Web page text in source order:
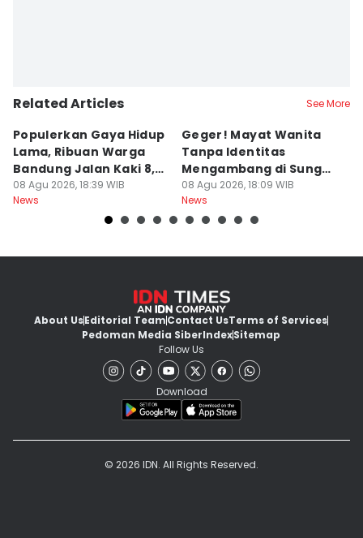
Related Articles See More
Populerkan Gaya Hidup
Lama, Ribuan Warga
Bandung Jalan Kaki 8,8
Km
08 Agu 2026, 18:39 WIB
News
Geger! Mayat Wanita
Tanpa Identitas
Mengambang di Sungai
Cibatu
08 Agu 2026, 18:09 WIB
News
About UsEditorial TeamContact UsTerms of Services
Pedoman Media SiberIndexSitemap
Follow Us
Download
© 2026 IDN. All Rights Reserved.